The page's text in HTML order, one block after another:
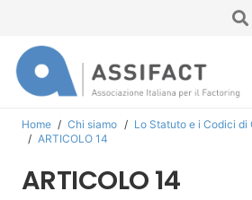
Home / Chi siamo / Lo Statuto e i Codici di
/ ARTICOLO 14
ARTICOLO 14